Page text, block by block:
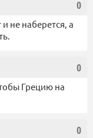
0
не наберется, а
0
Грецию на
0